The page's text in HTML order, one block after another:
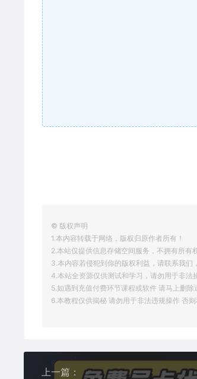
© 版权声明
1.本内容转载于网络，版权归原作者所有！
2.本站仅提供信息存储空间服务，不拥有所有
3.本内容若侵犯到你的版权利益，请联系我们
4.本站全资源仅供测试和学习，请勿用于非法
5.如遇到充值付费环节课程或软件 请马上删
6.本教程仅供揭秘 请勿用于非法违规操作 否则
上一篇：